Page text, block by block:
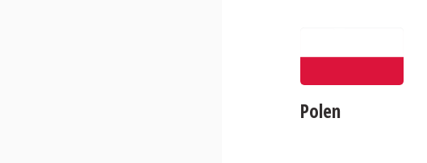
Polen